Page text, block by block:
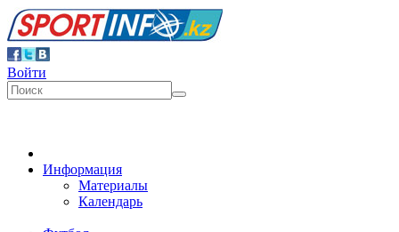
Войти
Информация
Материалы
Календарь